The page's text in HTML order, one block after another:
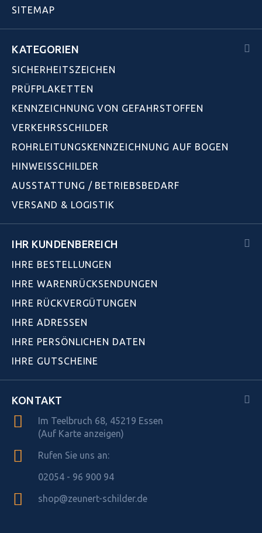
SITEMAP
KATEGORIEN
SICHERHEITSZEICHEN
PRÜFPLAKETTEN
KENNZEICHNUNG VON GEFAHRSTOFFEN
VERKEHRSSCHILDER
ROHRLEITUNGSKENNZEICHNUNG AUF BOGEN
HINWEISSCHILDER
AUSSTATTUNG / BETRIEBSBEDARF
VERSAND & LOGISTIK
IHR KUNDENBEREICH
IHRE BESTELLUNGEN
IHRE WARENRÜCKSENDUNGEN
IHRE RÜCKVERGÜTUNGEN
IHRE ADRESSEN
IHRE PERSÖNLICHEN DATEN
IHRE GUTSCHEINE
KONTAKT
Im Teelbruch 68, 45219 Essen
(Auf Karte anzeigen)
Rufen Sie uns an:
02054 - 96 900 94
shop@zeunert-schilder.de